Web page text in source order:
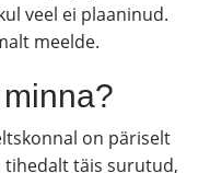
veel ei plaaninud.
meelde.
on päriselt
tihedalt täis surutud,